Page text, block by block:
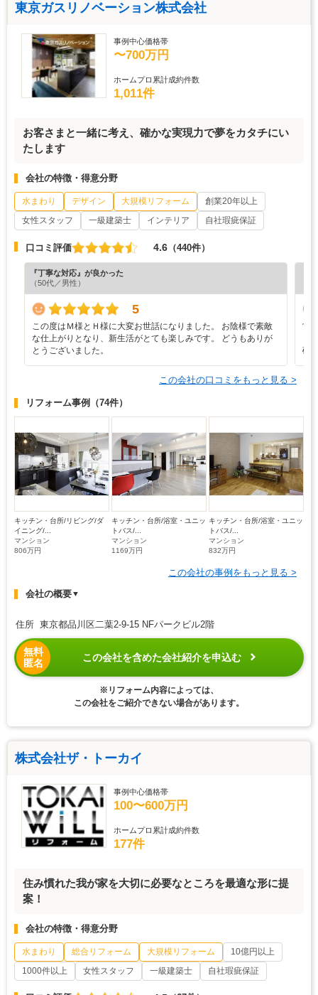
東京ガスリノベーション株式会社
事例中心価格帯
〜700万円
ホームプロ累計成約件数
1,011件
お客さまと一緒に考え、確かな実現力で夢をカタチにい
たします
会社の特徴・得意分野
水まわり デザイン 大規模リフォーム
創業20年以上
女性スタッフ
一級建築士 インテリア 自社瑕疵保証
口コミ評価 4.6 （440件）
『丁寧な対応』が良かった
（50代／男性）
5
この度はＭ様とＨ様に大変お世話になりました。 お陰様で素敵
な仕上がりとなり、新生活がとても楽しみです。 どうもありが
とうございました。
営
確
この会社の口コミをもっと見る >
リフォーム事例 （74件）
キッチン・台所/リビング/ダ
イニング/...
マンション
806万円
キッチン・台所/浴室・ユニッ
トバス/...
マンション
1169万円
キッチン・台所/浴室・ユニッ
トバス/...
マンション
832万円
この会社の事例をもっと見る >
会社の概要▼
住所 東京都品川区二葉2-9-15 NFパークビル2階
無料
匿名
この会社を含めた会社紹介を申込む
※リフォーム内容によっては、
この会社をご紹介できない場合があります。
株式会社ザ・トーカイ
事例中心価格帯
100〜600万円
ホームプロ累計成約件数
177件
住み慣れた我が家を大切に必要なところを最適な形に提
案！
会社の特徴・得意分野
水まわり 総合リフォーム 大規模リフォーム
10億円以上
1000件以上
女性スタッフ 一級建築士 自社瑕疵保証